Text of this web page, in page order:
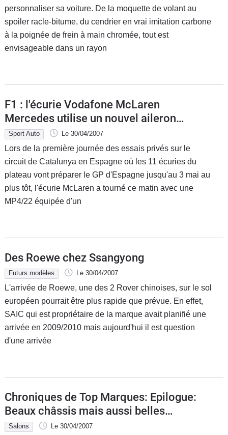
personnaliser sa voiture. De la moquette de volant au
spoiler racle-bitume, du cendrier en vrai imitation carbone
à la poignée de frein à main chromée, tout est
envisageable dans un rayon
F1 : l'écurie Vodafone McLaren
Mercedes utilise un nouvel aileron
avant à Barcelone
Sport Auto Le 30/04/2007
Lors de la première journée des essais privés sur le
circuit de Catalunya en Espagne où les 11 écuries du
plateau vont préparer le GP d'Espagne jusqu'au 3 mai au
plus tôt, l'écurie McLaren a tourné ce matin avec une
MP4/22 équipée d'un
Des Roewe chez Ssangyong
Futurs modèles Le 30/04/2007
L'arrivée de Roewe, une des 2 Rover chinoises, sur le sol
européen pourrait être plus rapide que prévue. En effet,
SAIC qui est propriétaire de la marque avait planifié une
arrivée en 2009/2010 mais aujourd'hui il est question
d'une arrivée
Chroniques de Top Marques: Epilogue:
Beaux châssis mais aussi belles
plantes
Salons Le 30/04/2007